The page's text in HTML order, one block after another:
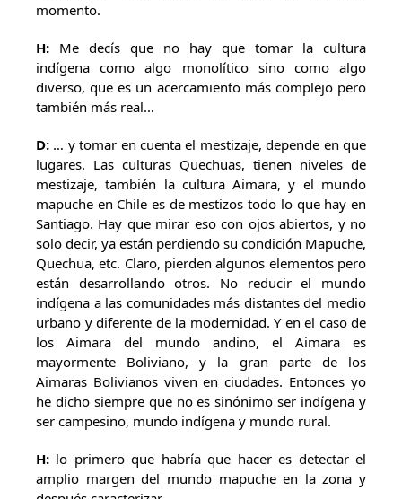
momento.
H: Me decís que no hay que tomar la cultura
indígena como algo monolítico sino como algo
diverso, que es un acercamiento más complejo pero
también más real…
D: … y tomar en cuenta el mestizaje, depende en que
lugares. Las culturas Quechuas, tienen niveles de
mestizaje, también la cultura Aimara, y el mundo
mapuche en Chile es de mestizos todo lo que hay en
Santiago. Hay que mirar eso con ojos abiertos, y no
solo decir, ya están perdiendo su condición Mapuche,
Quechua, etc. Claro, pierden algunos elementos pero
están desarrollando otros. No reducir el mundo
indígena a las comunidades más distantes del medio
urbano y diferente de la modernidad. Y en el caso de
los Aimara del mundo andino, el Aimara es
mayormente Boliviano, y la gran parte de los
Aimaras Bolivianos viven en ciudades. Entonces yo
he dicho siempre que no es sinónimo ser indígena y
ser campesino, mundo indígena y mundo rural.
H: lo primero que habría que hacer es detectar el
amplio margen del mundo mapuche en la zona y